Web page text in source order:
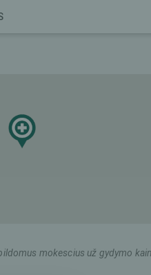
mokescius už gydymo